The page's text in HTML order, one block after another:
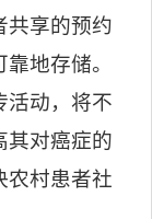
共享的预约
地存储。
动，将不
其对癌症的
农村患者社